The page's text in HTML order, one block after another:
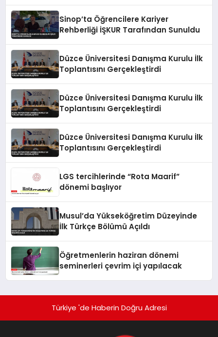
Sinop’ta Öğrencilere Kariyer
Rehberliği İŞKUR Tarafından Sunuldu
Düzce Üniversitesi Danışma Kurulu İlk
Toplantısını Gerçekleştirdi
Düzce Üniversitesi Danışma Kurulu İlk
Toplantısını Gerçekleştirdi
Düzce Üniversitesi Danışma Kurulu İlk
Toplantısını Gerçekleştirdi
LGS tercihlerinde “Rota Maarif”
dönemi başlıyor
Musul’da Yükseköğretim Düzeyinde
İlk Türkçe Bölümü Açıldı
Öğretmenlerin haziran dönemi
seminerleri çevrim içi yapılacak
Türkiye 'de Haberin Doğru Adresi